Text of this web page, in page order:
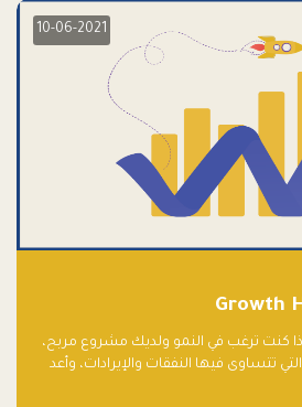
10-06-2021
كنت ترغب في النمو ولديك مشروع مربح،
تتساوى فيها النفقات والإيرادات، وأعد